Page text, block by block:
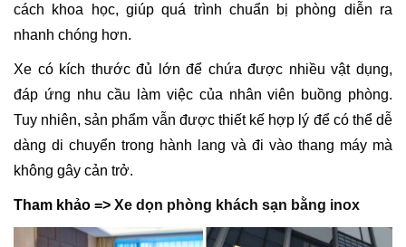
cách khoa học, giúp quá trình chuẩn bị phòng diễn ra
nhanh chóng hơn.
Xe có kích thước đủ lớn để chứa được nhiều vật dụng,
đáp ứng nhu cầu làm việc của nhân viên buồng phòng.
Tuy nhiên, sản phẩm vẫn được thiết kế hợp lý để có thể dễ
dàng di chuyển trong hành lang và đi vào thang máy mà
không gây cản trở.
Tham khảo => Xe dọn phòng khách sạn bằng inox